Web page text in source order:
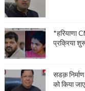
*हरियाणा
प्रक्रिया
सडक़
को किया